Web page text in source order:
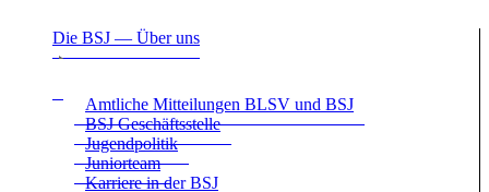
Die BSJ — Über uns
Amt­li­che Mit­tei­lun­gen BLSV und BSJ
BSJ Geschäfts­stelle
Jugend­po­li­tik
Juni­or­team
Kar­riere in der BSJ